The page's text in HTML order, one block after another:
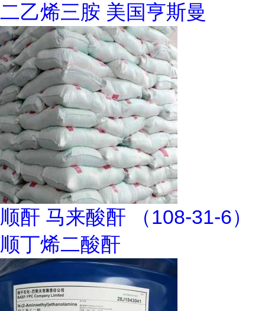
二乙烯三胺 美国亨斯曼
顺酐 马来酸酐 （108-31-6）
顺丁烯二酸酐